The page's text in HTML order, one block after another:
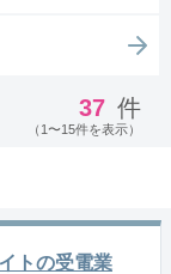
37 件
（1〜15件を表示）
トの受電業